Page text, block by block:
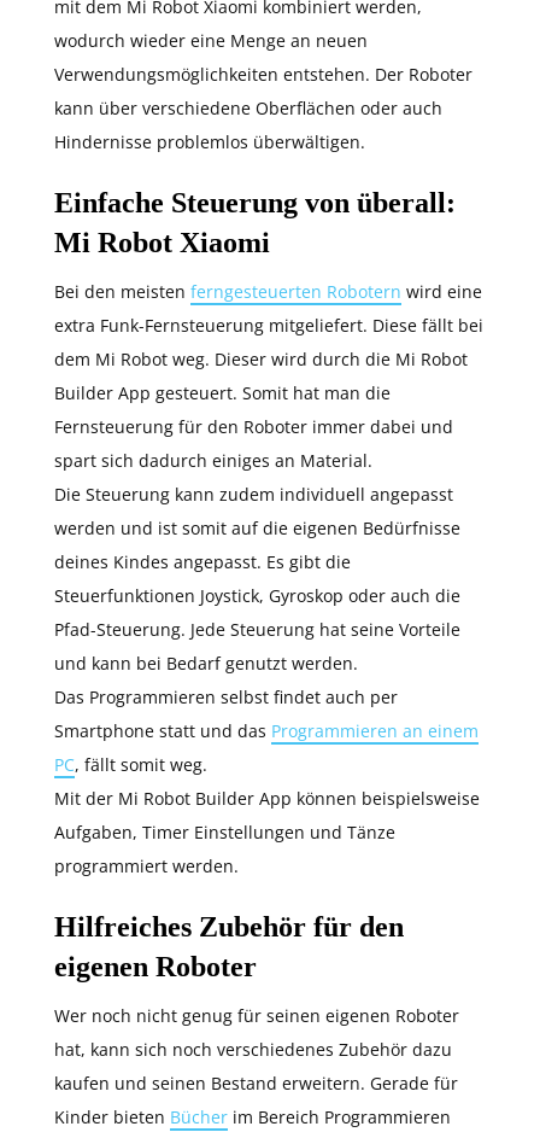
mit dem Mi Robot Xiaomi kombiniert werden,
wodurch wieder eine Menge an neuen
Verwendungsmöglichkeiten entstehen. Der Roboter
kann über verschiedene Oberflächen oder auch
Hindernisse problemlos überwältigen.
Einfache Steuerung von überall:
Mi Robot Xiaomi
Bei den meisten ferngesteuerten Robotern wird eine
extra Funk-Fernsteuerung mitgeliefert. Diese fällt bei
dem Mi Robot weg. Dieser wird durch die Mi Robot
Builder App gesteuert. Somit hat man die
Fernsteuerung für den Roboter immer dabei und
spart sich dadurch einiges an Material.
Die Steuerung kann zudem individuell angepasst
werden und ist somit auf die eigenen Bedürfnisse
deines Kindes angepasst. Es gibt die
Steuerfunktionen Joystick, Gyroskop oder auch die
Pfad-Steuerung. Jede Steuerung hat seine Vorteile
und kann bei Bedarf genutzt werden.
Das Programmieren selbst findet auch per
Smartphone statt und das Programmieren an einem
PC, fällt somit weg.
Mit der Mi Robot Builder App können beispielsweise
Aufgaben, Timer Einstellungen und Tänze
programmiert werden.
Hilfreiches Zubehör für den
eigenen Roboter
Wer noch nicht genug für seinen eigenen Roboter
hat, kann sich noch verschiedenes Zubehör dazu
kaufen und seinen Bestand erweitern. Gerade für
Kinder bieten Bücher im Bereich Programmieren